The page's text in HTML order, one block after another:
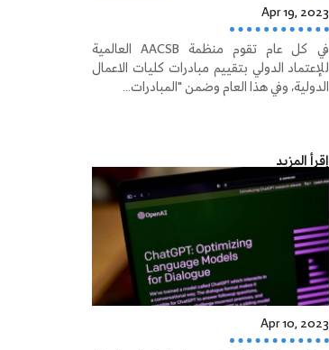
Apr 19, 2023
في كل عام تقوم منظمة AACSB العالمية
للإعتماد الدولي بتقييم مبادرات كليات الاعمال
الدولية، وفي هذا العام وضمن "المبادرات...
إقرأ المزيد
Apr 10, 2023